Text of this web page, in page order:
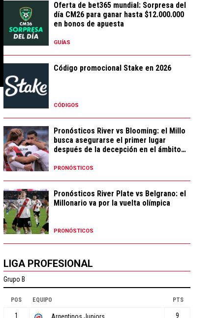
Oferta de bet365 mundial: Sorpresa del
día CM26 para ganar hasta $12.000.000
en bonos de apuesta
GUÍAS
Código promocional Stake en 2026
CÓDIGOS
Pronósticos River vs Blooming: el Millo
busca asegurarse el primer lugar
después de la decepción en el ámbito
PRONÓSTICOS
Pronósticos River Plate vs Belgrano: el
Millonario va por la vuelta olímpica
PRONÓSTICOS
LIGA PROFESIONAL